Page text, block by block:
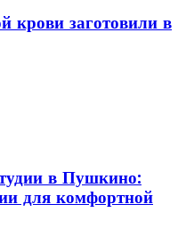
крови заготовили в
в Пушкино:
для комфортной